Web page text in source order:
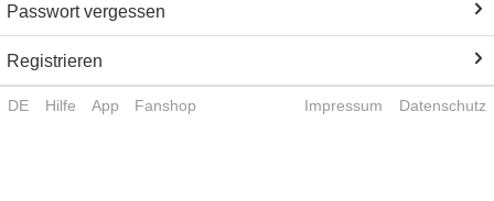
Passwort vergessen
Registrieren
DE Hilfe App Fanshop Impressum Datenschutz